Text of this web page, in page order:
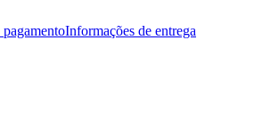
Informações de entrega